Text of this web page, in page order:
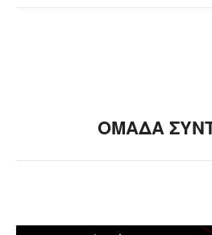
ΟΜΑΔΑ